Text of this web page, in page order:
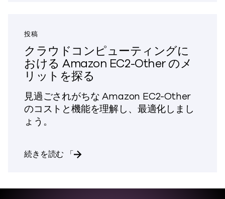
投稿
クラウドコンピューティングに
おける Amazon EC2-Other のメ
リットを探る
見過ごされがちな Amazon EC2-Other
のコストと機能を理解し、最適化しまし
ょう。
続きを読む 「クラウドコンピューティング
における Amazon EC2-Other のメリ